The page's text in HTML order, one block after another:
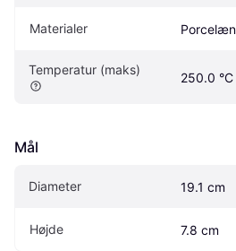
Materialer Porcelæn
Temperatur (maks)
250.0 °C
Mål
Diameter 19.1 cm
Højde 7.8 cm